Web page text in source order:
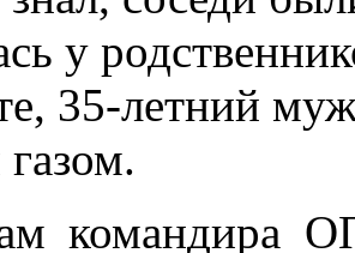
у
35-летний
командира